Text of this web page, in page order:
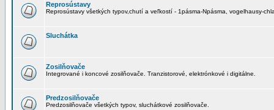
Reprosústavy
Reprosústavy všetkých typov,chutí a veľkostí - 1pásma-Npásma, vogelhausy-
Sluchátka
Zosilňovače
Integrované i koncové zosilňovače. Tranzistorové, elektrónkové i digitálne.
Predzosilňovače
Predzosilňovače všetkých typov, sluchátkové zosilňovače.